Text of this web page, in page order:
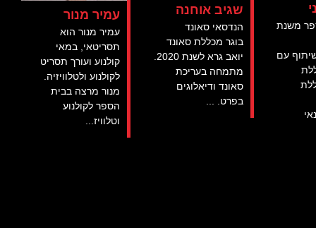
משנת
עם
שגיב אוחנה
הנדסאי סאונד
בוגר מכללת סאונד
יואב גרא לשנת 2020.
מתמחה בעריכת
סאונד ודיאלוגים
בפרט. ...
עמיר מנור
עמיר מנור הוא
תסריטאי, במאי
קולנוע ועורך תסריט
לקולנוע ולטלוויזיה.
מנור מרצה בבית
הספר לקולנוע
וטלוויז...